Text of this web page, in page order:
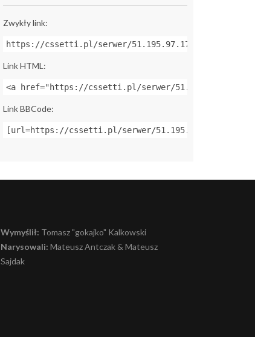
Zwykły link:
https://cssetti.pl/serwer/51.195.97.176:27021
Link HTML:
<a href="https://cssetti.pl/serwer/
Link BBCode:
[url=https://cssetti.pl/serwer/
Wymyślił: Tomasz "gokajko" Kalkowski
Narysowali: Mateusz Antczak & Mateusz
Sajdak